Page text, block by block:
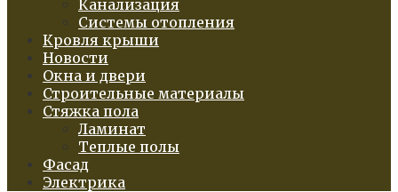
Канализация
Системы отопления
Кровля крыши
Новости
Окна и двери
Строительные материалы
Стяжка пола
Ламинат
Теплые полы
Фасад
Электрика